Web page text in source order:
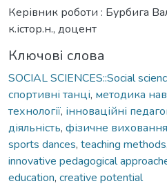
Керівник роботи : Бурбига
к.істор.н., доцент
Ключові слова
SOCIAL SCIENCES::Social
спортивні танці, методика
технології, інноваційні
діяльність, фізичне виховання
sports dances, teaching methods,
innovative pedagogical
education, creative potential